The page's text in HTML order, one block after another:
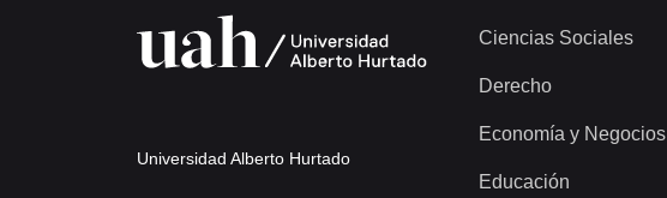
Universidad Alberto Hurtado
Ciencias Sociales
Derecho
Economía y Negocios
Educación